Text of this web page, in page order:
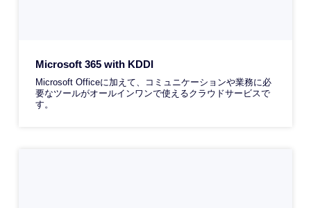
Microsoft 365 with KDDI
Microsoft Officeに加えて、コミュニケーションや業務に必
要なツールがオールインワンで使えるクラウドサービスで
す。